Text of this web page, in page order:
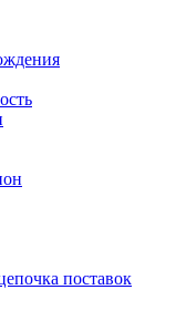
поставок